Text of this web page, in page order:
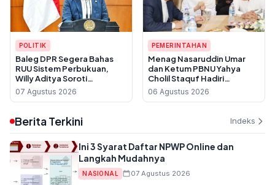
POLITIK
Baleg DPR Segera Bahas
RUU Sistem Perbukuan,
Willy Aditya Soroti
Maraknya Penerbit Gulung
Tikar
07 Agustus 2026
PEMERINTAHAN
Menag Nasaruddin Umar
dan Ketum PBNU Yahya
Cholil Staquf Hadiri
Peluncuran Buku Pemikiran
KH Ma'ruf Amin Jelang
06 Agustus 2026
Berita Terkini Indeks
Ini 3 Syarat Daftar NPWP Online dan
Langkah Mudahnya
NASIONAL 07 Agustus 2026